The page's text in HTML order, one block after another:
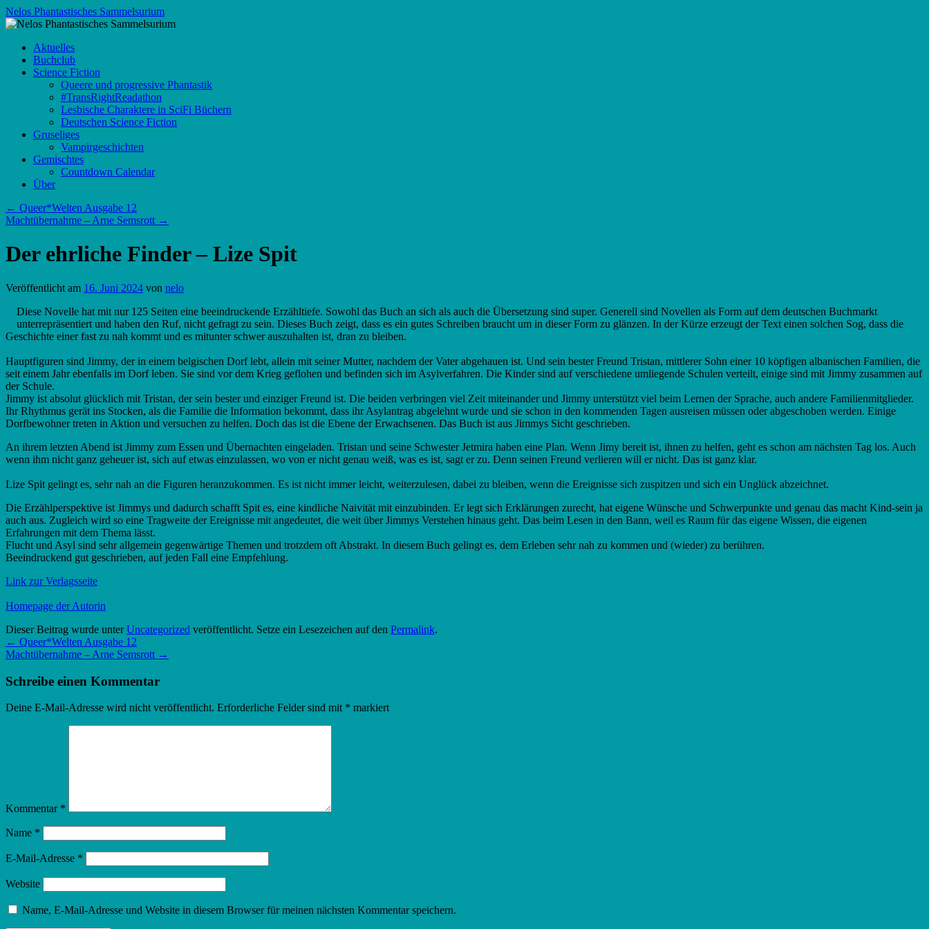
Zum
Inhalt
Nelos Phantastisches Sammelsurium
Aktuelles
Buchclub
Science Fiction
Queere und progressive Phantastik
#TransRightReadathon
Lesbische Charaktere in SciFi Büchern
Deutschen Science Fiction
Gruseliges
Vampirgeschichten
Gemischtes
Countdown Calendar
Über
← Queer*Welten Ausgabe 12
Machtübernahme – Arne Semsrott →
Der ehrliche Finder – Lize Spit
Veröffentlicht am 16. Juni 2024 von nelo
Diese Novelle hat mit nur 125 Seiten eine beeindruckende Erzähltiefe. Sowohl das Buch an sich als auch die Übersetzung sind super. Generell sind Novellen als Form auf dem deutschen Buchmarkt
unterrepräsentiert und haben den Ruf, nicht gefragt zu sein. Dieses Buch zeigt, dass es ein gutes Schreiben braucht um in dieser Form zu glänzen. In der Kürze erzeugt der Text einen solchen Sog, dass die
Geschichte einer fast zu nah kommt und es mitunter schwer auszuhalten ist, dran zu bleiben.
Hauptfiguren sind Jimmy, der in einem belgischen Dorf lebt, allein mit seiner Mutter, nachdem der Vater abgehauen ist. Und sein bester Freund Tristan, mittlerer Sohn einer 10 köpfigen albanischen Familien, die
seit einem Jahr ebenfalls im Dorf leben. Sie sind vor dem Krieg geflohen und befinden sich im Asylverfahren. Die Kinder sind auf verschiedene umliegende Schulen verteilt, einige sind mit Jimmy zusammen auf
der Schule.
Jimmy ist absolut glücklich mit Tristan, der sein bester und einziger Freund ist. Die beiden verbringen viel Zeit miteinander und Jimmy unterstützt viel beim Lernen der Sprache, auch andere Familienmitglieder.
Ihr Rhythmus gerät ins Stocken, als die Familie die Information bekommt, dass ihr Asylantrag abgelehnt wurde und sie schon in den kommenden Tagen ausreisen müssen oder abgeschoben werden. Einige
Dorfbewohner treten in Aktion und versuchen zu helfen. Doch das ist die Ebene der Erwachsenen. Das Buch ist aus Jimmys Sicht geschrieben.
An ihrem letzten Abend ist Jimmy zum Essen und Übernachten eingeladen. Tristan und seine Schwester Jetmira haben eine Plan. Wenn Jimy bereit ist, ihnen zu helfen, geht es schon am nächsten Tag los. Auch
wenn ihm nicht ganz geheuer ist, sich auf etwas einzulassen, wo von er nicht genau weiß, was es ist, sagt er zu. Denn seinen Freund verlieren will er nicht. Das ist ganz klar.
Lize Spit gelingt es, sehr nah an die Figuren heranzukommen. Es ist nicht immer leicht, weiterzulesen, dabei zu bleiben, wenn die Ereignisse sich zuspitzen und sich ein Unglück abzeichnet.
Die Erzählperspektive ist Jimmys und dadurch schafft Spit es, eine kindliche Naivität mit einzubinden. Er legt sich Erklärungen zurecht, hat eigene Wünsche und Schwerpunkte und genau das macht Kind-sein ja
auch aus. Zugleich wird so eine Tragweite der Ereignisse mit angedeutet, die weit über Jimmys Verstehen hinaus geht. Das beim Lesen in den Bann, weil es Raum für das eigene Wissen, die eigenen
Erfahrungen mit dem Thema lässt.
Flucht und Asyl sind sehr allgemein gegenwärtige Themen und trotzdem oft Abstrakt. In diesem Buch gelingt es, dem Erleben sehr nah zu kommen und (wieder) zu berühren.
Beeindruckend gut geschrieben, auf jeden Fall eine Empfehlung.
Link zur Verlagsseite
Homepage der Autorin
Dieser Beitrag wurde unterUncategorized veröffentlicht. Setze ein Lesezeichen auf den Permalink.
← Queer*Welten Ausgabe 12
Machtübernahme – Arne Semsrott →
Schreibe einen Kommentar
Deine E-Mail-Adresse wird nicht veröffentlicht. Erforderliche Felder sind mit * markiert
Kommentar *
Name *
E-Mail-Adresse *
Website
Name, E-Mail-Adresse und Website in diesem Browser für meinen nächsten Kommentar speichern.